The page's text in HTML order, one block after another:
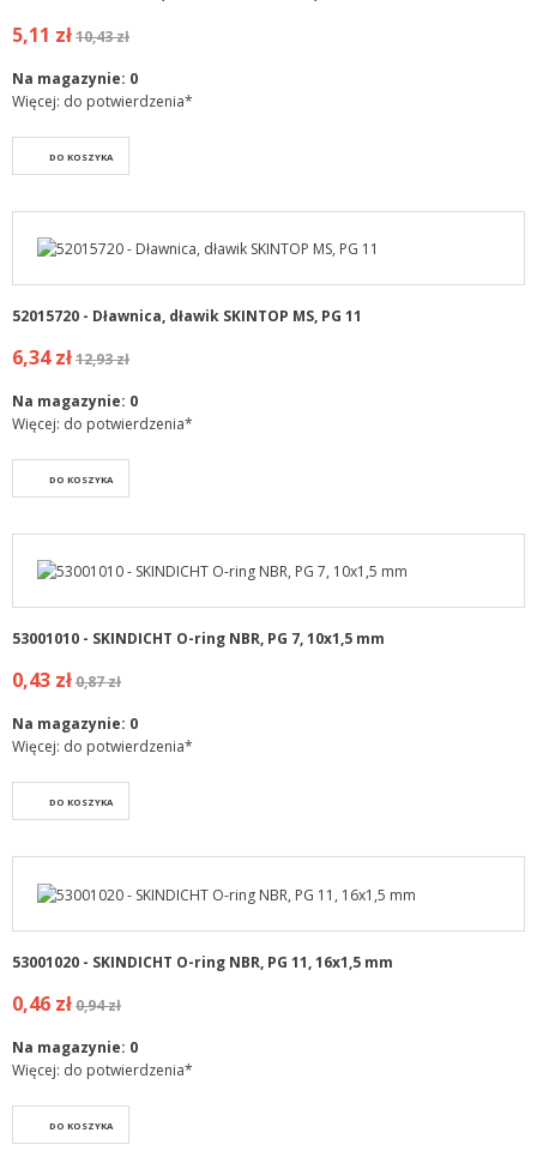
5,11 zł10,43 zł
Na magazynie: 0
Więcej: do potwierdzenia*
DO KOSZYKA
52015720 - Dławnica, dławik SKINTOP MS, PG 11
6,34 zł12,93 zł
Na magazynie: 0
Więcej: do potwierdzenia*
DO KOSZYKA
53001010 - SKINDICHT O-ring NBR, PG 7, 10x1,5 mm
0,43 zł0,87 zł
Na magazynie: 0
Więcej: do potwierdzenia*
DO KOSZYKA
53001020 - SKINDICHT O-ring NBR, PG 11, 16x1,5 mm
0,46 zł0,94 zł
Na magazynie: 0
Więcej: do potwierdzenia*
DO KOSZYKA